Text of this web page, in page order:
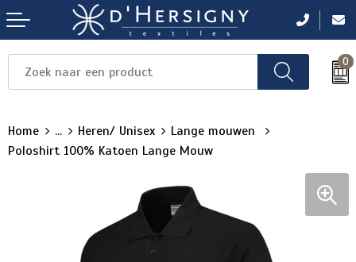
0
Home ... Heren/ Unisex
Lange mouwen
Poloshirt 100% Katoen Lange Mouw